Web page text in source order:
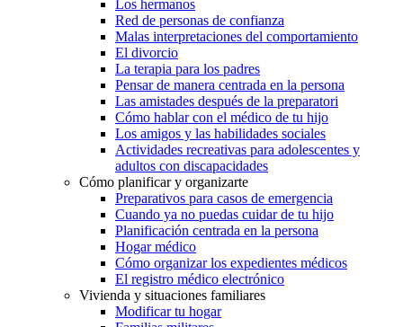
Los hermanos
Red de personas de confianza
Malas interpretaciones del comportamiento
El divorcio
La terapia para los padres
Pensar de manera centrada en la persona
Las amistades después de la preparatori
Cómo hablar con el médico de tu hijo
Los amigos y las habilidades sociales
Actividades recreativas para adolescentes y
adultos con discapacidades
Cómo planificar y organizarte
Preparativos para casos de emergencia
Cuando ya no puedas cuidar de tu hijo
Planificación centrada en la persona
Hogar médico
Cómo organizar los expedientes médicos
El registro médico electrónico
Vivienda y situaciones familiares
Modificar tu hogar